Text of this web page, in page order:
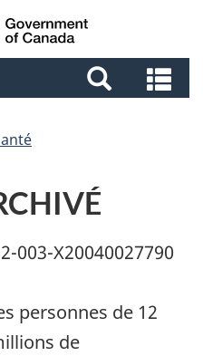
Aller
au
Aller
au
Passer
à
et
003-X20040027790
personnes de 12
de